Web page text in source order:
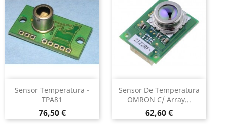
Sensor Temperatura -
TPA81
Preço
76,50 €
Sensor De Temperatura
OMRON C/ Array...
Preço
62,60 €